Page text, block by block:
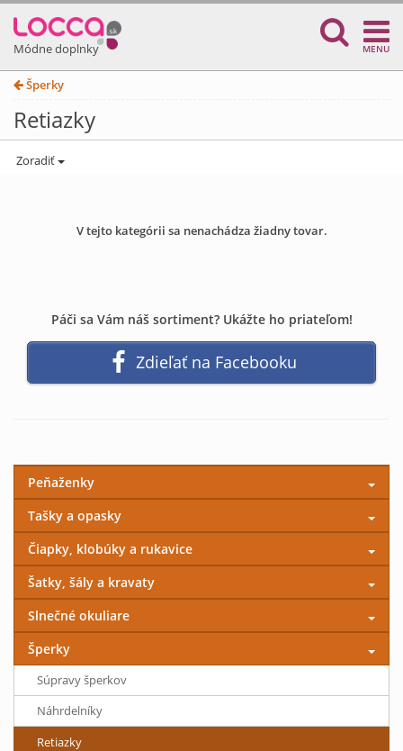
Módne doplnky MENU
Šperky
Retiazky
Zoradiť
V tejto kategórii sa nenachádza žiadny tovar.
Páči sa Vám náš sortiment? Ukážte ho priateľom!
Zdieľať na Facebooku
Peňaženky
Tašky a opasky
Čiapky, klobúky a rukavice
Šatky, šály a kravaty
Slnečné okuliare
Šperky
Súpravy šperkov
Náhrdelníky
Retiazky